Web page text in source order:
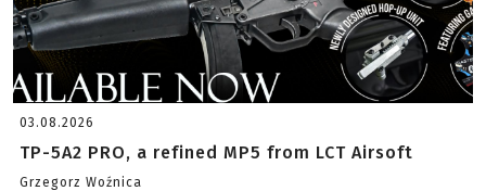
03.08.2026
TP-5A2 PRO, a refined MP5 from LCT Airsoft
Grzegorz Woźnica